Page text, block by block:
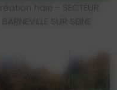
création haie - SECTEUR
BARNEVILLE SUR SEINE